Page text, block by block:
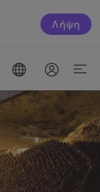
Λήψη